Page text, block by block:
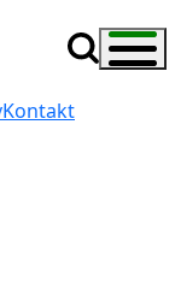
Kontakt